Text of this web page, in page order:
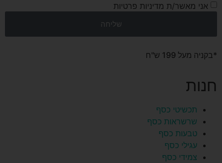
חנות
תכשיטי כסף
שרשראות כסף
טבעות כסף
עגילי כסף
צמידי כסף
אני מאשר/ת מדיניות פרטיות
שליחה
*בקניה מעל 199 ש"ח